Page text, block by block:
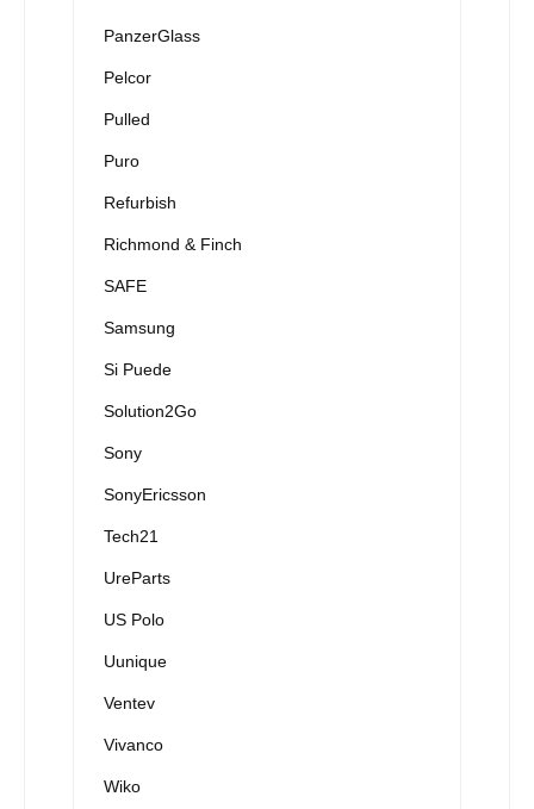
PanzerGlass
Pelcor
Pulled
Puro
Refurbish
Richmond & Finch
SAFE
Samsung
Si Puede
Solution2Go
Sony
SonyEricsson
Tech21
UreParts
US Polo
Uunique
Ventev
Vivanco
Wiko